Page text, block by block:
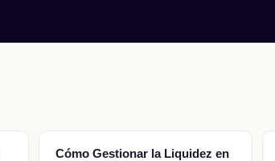
Cómo Gestionar la Liquidez en